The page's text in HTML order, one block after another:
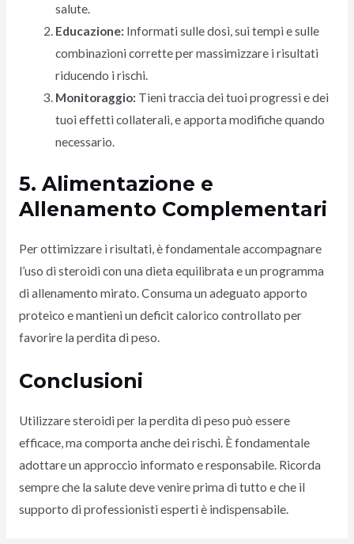
salute.
Educazione: Informati sulle dosi, sui tempi e sulle
combinazioni corrette per massimizzare i risultati
riducendo i rischi.
Monitoraggio: Tieni traccia dei tuoi progressi e dei
tuoi effetti collaterali, e apporta modifiche quando
necessario.
5. Alimentazione e
Allenamento Complementari
Per ottimizzare i risultati, è fondamentale accompagnare
l’uso di steroidi con una dieta equilibrata e un programma
di allenamento mirato. Consuma un adeguato apporto
proteico e mantieni un deficit calorico controllato per
favorire la perdita di peso.
Conclusioni
Utilizzare steroidi per la perdita di peso può essere
efficace, ma comporta anche dei rischi. È fondamentale
adottare un approccio informato e responsabile. Ricorda
sempre che la salute deve venire prima di tutto e che il
supporto di professionisti esperti è indispensabile.